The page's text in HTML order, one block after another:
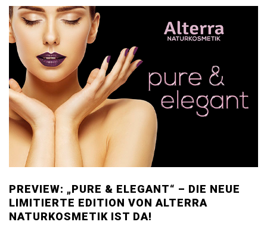
PREVIEW: „PURE & ELEGANT“ – DIE NEUE
LIMITIERTE EDITION VON ALTERRA
NATURKOSMETIK IST DA!